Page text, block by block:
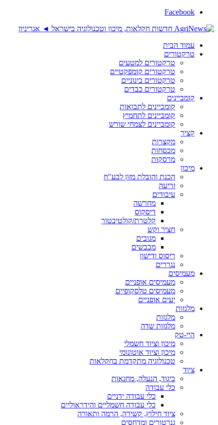
Facebook
עמוד הבית
טרקטורים
טרקטורים למטעים
טרקטורים קומפקטיים
טרקטורים בינוניים
טרקטורים כבדים
קומביינים
קומביינים לתבואות
קומביינים לתחמיץ
קומביינים לצמחי שורש
קציר
מקצרות
מכסחות
מרסקות
מיכון
הכנת והובלת מזון לבע"ח
זריעה
עיבודים
מחרשה
דיסקוס
קלטרת/קולטיבטור
חציר וקש
מגובים
מכבשים
ריסוס ודישון
נגררים
מעמיסים
מעמיסים אופניים
מעמיסים טלסקופיים
יעים אופניים
מלגזות
מלגזות
מלגזות שדה
היי-טק
מיכון וציוד חשמלי
מיכון וציוד אוטונומי
טכנולוגיה מתקדמת בחקלאות
ציוד
ביגוד, הנעלה, מחנאות
כלי עבודה
כלי עבודה ידניים
כלי עבודה חשמליים והידראוליים
ציוד חילוץ, קשירה, הרמה ותאורה
גנרטורים ומדחסים